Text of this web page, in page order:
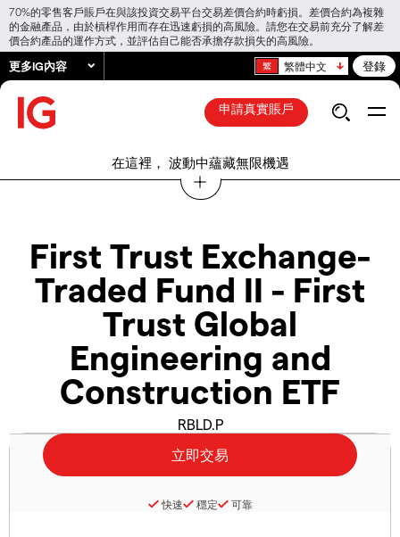
70%的零售客戶賬戶在與該投資交易平台交易差價合約時虧損。差價合約為複雜
的金融產品，由於槓桿作用而存在迅速虧損的高風險。請您在交易前充分了解差
價合約產品的運作方式，並評估自己能否承擔存款損失的高風險。
更多IG內容 繁體中文 登錄
申請真實賬戶
在這裡， 波動中蘊藏無限機遇
First Trust Exchange-
Traded Fund II - First
Trust Global
Engineering and
Construction ETF
RBLD.P
快速 穩定 可靠